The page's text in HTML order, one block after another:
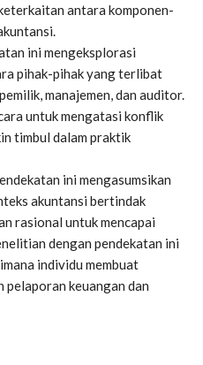
antara komponen-
ini mengeksplorasi
pihak-pihak yang terlibat
manajemen, dan auditor.
untuk mengatasi konflik
timbul dalam praktik
ini mengasumsikan
akuntansi bertindak
rasional untuk mencapai
dengan pendekatan ini
individu membuat
keuangan dan